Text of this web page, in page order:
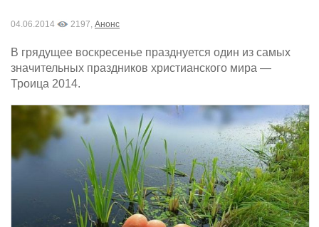
04.06.2014 2197, Анонс
В грядущее воскресенье празднуется один из самых
значительных праздников христианского мира —
Троица 2014.